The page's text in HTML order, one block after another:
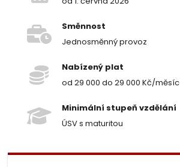
Směnnost
Jednosměnný provoz
Nabízený plat
od 29 000 do 29 000 Kč/měsíc
Minimální stupeň vzdělání
ÚSV s maturitou